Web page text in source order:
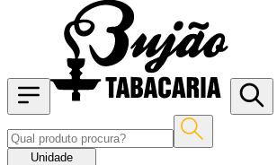
Unidade